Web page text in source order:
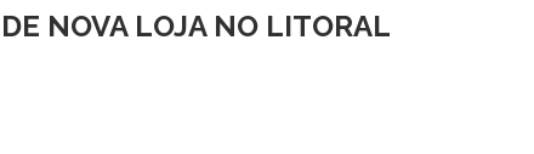
NOVA LOJA NO LITORAL